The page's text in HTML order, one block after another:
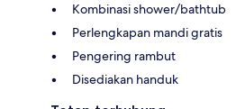
Kombinasi shower/bathtub
Perlengkapan mandi gratis
Pengering rambut
Disediakan handuk